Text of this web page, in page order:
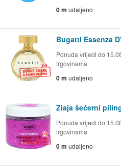
0 m udaljeno
Bugatti Essenza
Ponuda vrijedi do
trgovinama
0 m udaljeno
Ziaja šećerni
Ponuda vrijedi do
trgovinama
0 m udaljeno